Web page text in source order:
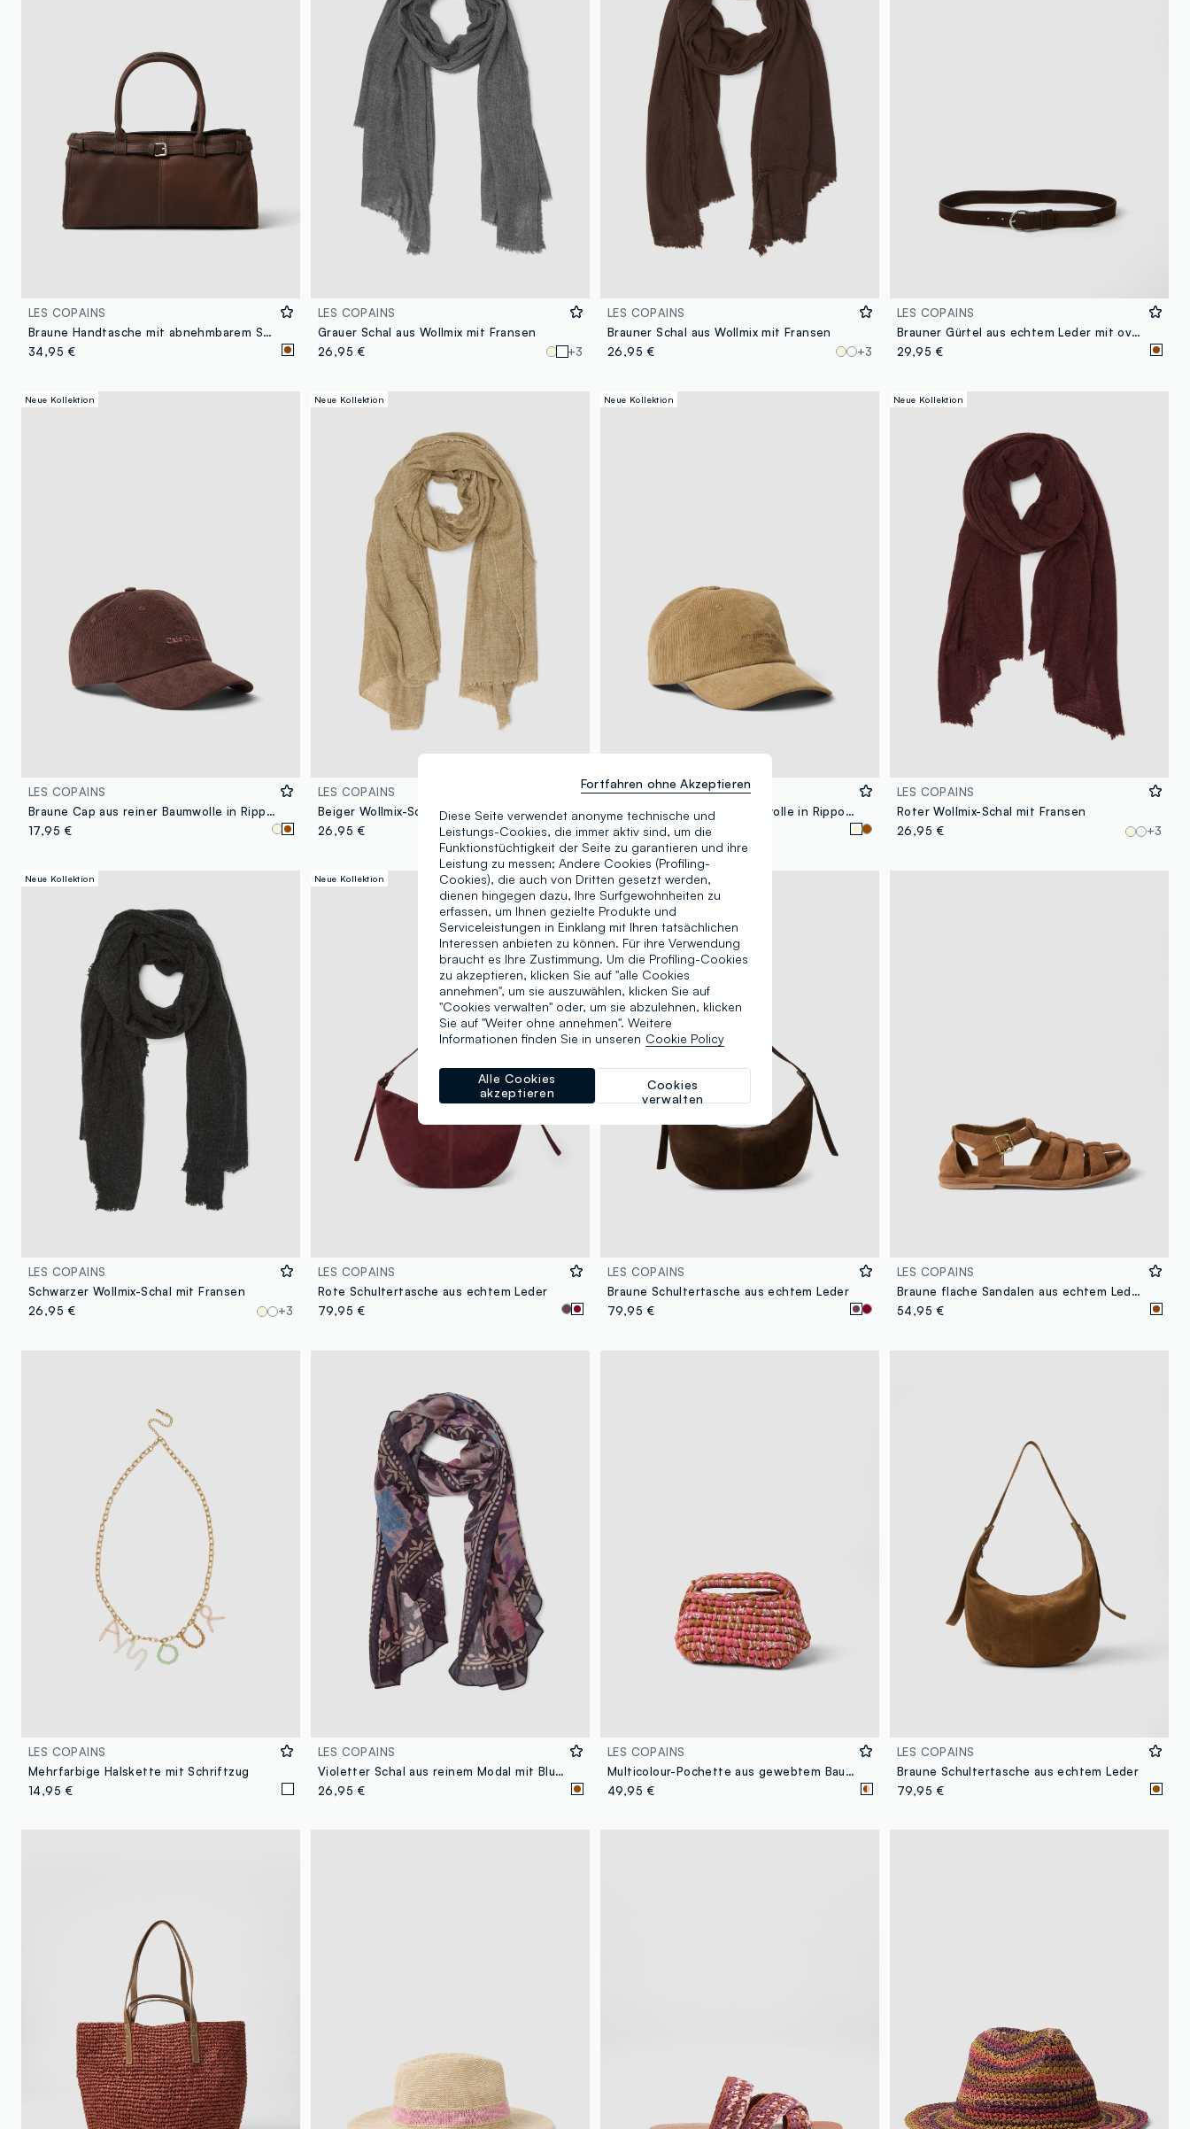
LES COPAINS
Braune Handtasche mit abnehmbarem Schulterriemen
34,95 €
LES COPAINS
Grauer Schal aus Wollmix mit Fransen
26,95 €
+3
LES COPAINS
Brauner Schal aus Wollmix mit Fransen
26,95 €
+3
LES COPAINS
Brauner Gürtel aus echtem Leder mit ovaler Schnalle
29,95 €
Neue Kollektion
LES COPAINS
Braune Cap aus reiner Baumwolle in Rippoptik
17,95 €
Neue Kollektion
LES COPAINS
Beiger Wollmix-Schal mit Fransen
26,95 €
+3
Neue Kollektion
LES COPAINS
Beige Cap aus reiner Baumwolle in Rippoptik
17,95 €
Neue Kollektion
LES COPAINS
Roter Wollmix-Schal mit Fransen
26,95 €
+3
Neue Kollektion
LES COPAINS
Schwarzer Wollmix-Schal mit Fransen
26,95 €
+3
Neue Kollektion
LES COPAINS
Rote Schultertasche aus echtem Leder
79,95 €
Neue Kollektion
LES COPAINS
Braune Schultertasche aus echtem Leder
79,95 €
LES COPAINS
Braune flache Sandalen aus echtem Leder mit Schnalle
54,95 €
LES COPAINS
Mehrfarbige Halskette mit Schriftzug
14,95 €
LES COPAINS
Violetter Schal aus reinem Modal mit Blumenprint
26,95 €
LES COPAINS
Multicolour-Pochette aus gewebtem Baumwollmix
49,95 €
LES COPAINS
Braune Schultertasche aus echtem Leder
79,95 €
Diese Seite verwendet anonyme technische und
Leistungs-Cookies, die immer aktiv sind, um die
Funktionstüchtigkeit der Seite zu garantieren und ihre
Leistung zu messen; Andere Cookies (Profiling-
Cookies), die auch von Dritten gesetzt werden,
dienen hingegen dazu, Ihre Surfgewohnheiten zu
erfassen, um Ihnen gezielte Produkte und
Serviceleistungen in Einklang mit Ihren tatsächlichen
Interessen anbieten zu können. Für ihre Verwendung
braucht es Ihre Zustimmung. Um die Profiling-Cookies
zu akzeptieren, klicken Sie auf "alle Cookies
annehmen", um sie auszuwählen, klicken Sie auf
"Cookies verwalten" oder, um sie abzulehnen, klicken
Sie auf "Weiter ohne annehmen". Weitere
Informationen finden Sie in unseren Cookie Policy
Cookies
verwalten
Alle Cookies
akzeptieren
Fortfahren ohne Akzeptieren